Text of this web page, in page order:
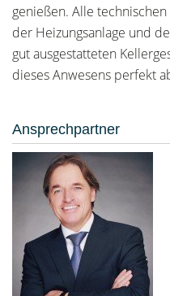
genießen. Alle
der Heizungsanlage und
gut ausgestatteten
dieses Anwesens perfekt
Ansprechpartner